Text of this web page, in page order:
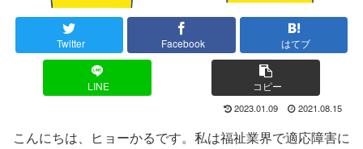
Twitter Facebook はてブ
LINE コピー
2023.01.09 2021.08.15
こんにちは、ヒョーかるです。私は福祉業界で適応障害に